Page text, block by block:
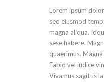
Lorem ipsum
sed eiusmod
magna aliqua.
sese habere.
quaerimus.
Fabio vel iudice
Vivamus sagittis